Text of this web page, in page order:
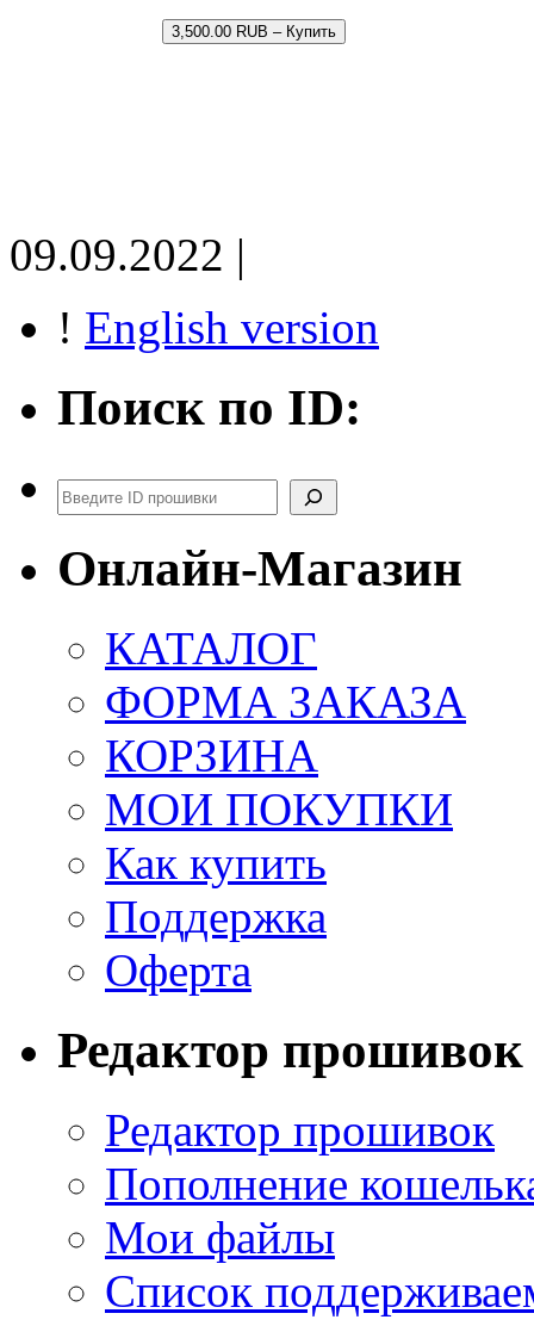
3,500.00 RUB – Купить
09.09.2022 |
! English version
Поиск по ID:
Поиск
Онлайн-Магазин
КАТАЛОГ
ФОРМА ЗАКАЗА
КОРЗИНА
МОИ ПОКУПКИ
Как купить
Поддержка
Оферта
Редактор прошивок
Редактор прошивок
Пополнение
Мои файлы
Список